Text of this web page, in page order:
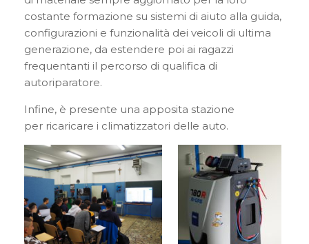
costante formazione su sistemi di aiuto alla guida,
configurazioni e funzionalità dei veicoli di ultima
generazione, da estendere poi ai ragazzi
frequentanti il percorso di qualifica di
autoriparatore.
Infine, è presente una apposita stazione
per ricaricare i climatizzatori delle auto.